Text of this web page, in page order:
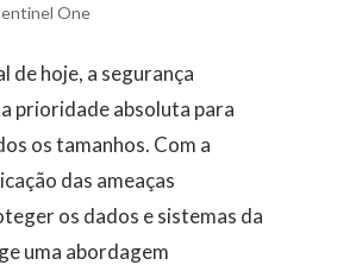
One
de hoje, a segurança
prioridade absoluta para
os tamanhos. Com a
das ameaças
os dados e sistemas da
uma abordagem